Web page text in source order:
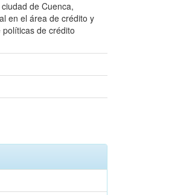
de Cuenca,
en el área de crédito y
de crédito